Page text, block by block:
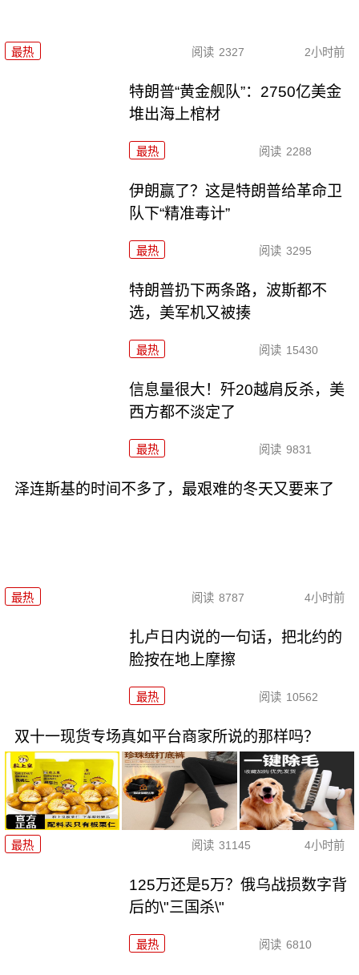
最热 阅读 2327 2小时前
特朗普“黄金舰队”：2750亿美金
堆出海上棺材
最热 阅读 2288
伊朗赢了？这是特朗普给革命卫
队下“精准毒计”
最热 阅读 3295
特朗普扔下两条路，波斯都不
选，美军机又被揍
最热 阅读 15430
信息量很大！歼20越肩反杀，美
西方都不淡定了
最热 阅读 9831
泽连斯基的时间不多了，最艰难的冬天又要来了
最热 阅读 8787 4小时前
扎卢日内说的一句话，把北约的
脸按在地上摩擦
最热 阅读 10562
双十一现货专场真如平台商家所说的那样吗？
最热 阅读 31145 4小时前
125万还是5万？俄乌战损数字背
后的\"三国杀\"
最热 阅读 6810